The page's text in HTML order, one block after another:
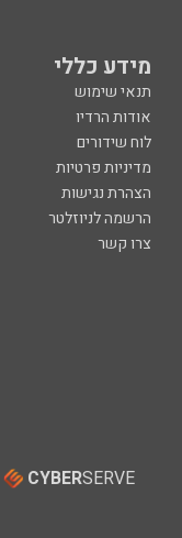
מידע כללי
תנאי שימוש
אודות הרדיו
לוח שידורים
מדיניות פרטיות
הצהרת נגישות
הרשמה לניוזלטר
צרו קשר
CYBERSERVE